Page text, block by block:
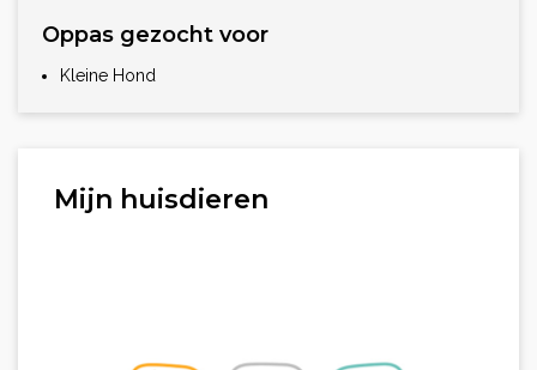
Oppas gezocht voor
Kleine Hond
Mijn huisdieren